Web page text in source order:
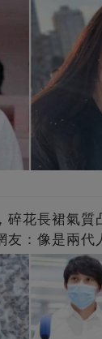
碎花長裙氣質
友：像是兩代